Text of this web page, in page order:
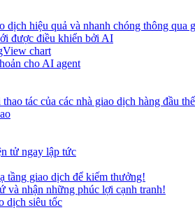
dịch hiệu quả và nhanh chóng thông qua
được điều khiển bởi AI
chart
cho AI agent
tác của các nhà giao dịch hàng đầu
tử ngay lập tức
tầng giao dịch để kiếm thưởng!
và nhận những phúc lợi cạnh tranh!
dịch siêu tốc